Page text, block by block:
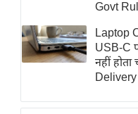
एम.
आर.
आई.
समीक्षा
Govt
Laptop
USB-C
नहीं
Delivery